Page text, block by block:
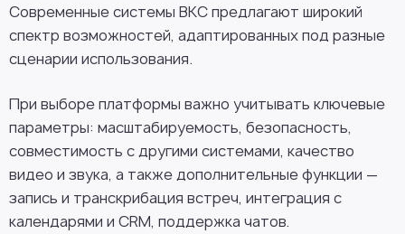
Современные системы ВКС предлагают широкий
спектр возможностей, адаптированных под разные
сценарии использования.
При выборе платформы важно учитывать ключевые
параметры: масштабируемость, безопасность,
совместимость с другими системами, качество
видео и звука, а также дополнительные функции —
запись и транскрибация встреч, интеграция с
календарями и CRM, поддержка чатов.